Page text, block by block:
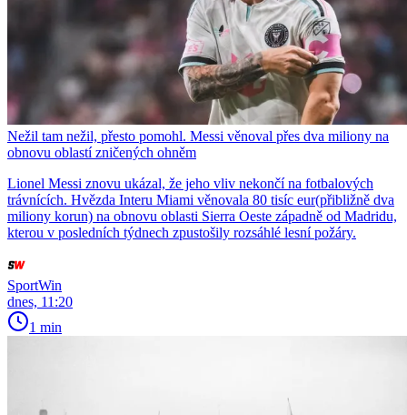
Nežil tam nežil, přesto pomohl. Messi věnoval přes dva miliony na
obnovu oblastí zničených ohněm
Lionel Messi znovu ukázal, že jeho vliv nekončí na fotbalových
trávnících. Hvězda Interu Miami věnovala 80 tisíc eur(přibližně dva
miliony korun) na obnovu oblasti Sierra Oeste západně od Madridu,
kterou v posledních týdnech zpustošily rozsáhlé lesní požáry.
SportWin
dnes, 11:20
1 min